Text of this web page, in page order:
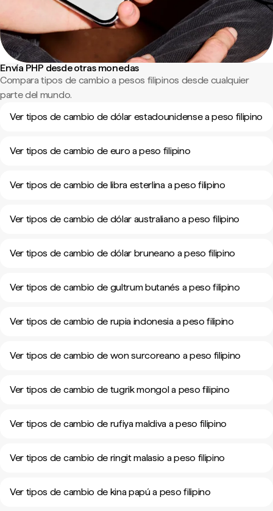
Envía PHP desde otras monedas
Compara tipos de cambio a pesos filipinos desde cualquier
parte del mundo.
Ver tipos de cambio de dólar estadounidense a peso filipino
Ver tipos de cambio de euro a peso filipino
Ver tipos de cambio de libra esterlina a peso filipino
Ver tipos de cambio de dólar australiano a peso filipino
Ver tipos de cambio de dólar bruneano a peso filipino
Ver tipos de cambio de gultrum butanés a peso filipino
Ver tipos de cambio de rupia indonesia a peso filipino
Ver tipos de cambio de won surcoreano a peso filipino
Ver tipos de cambio de tugrik mongol a peso filipino
Ver tipos de cambio de rufiya maldiva a peso filipino
Ver tipos de cambio de ringit malasio a peso filipino
Ver tipos de cambio de kina papú a peso filipino